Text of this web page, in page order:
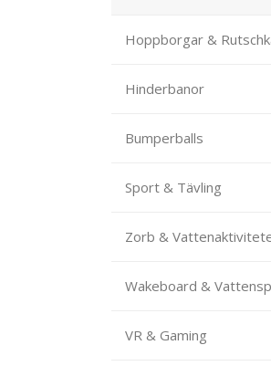
Hoppborgar &
Hinderbanor
Bumperballs
Sport & Tävling
Zorb &
Wakeboard &
VR & Gaming